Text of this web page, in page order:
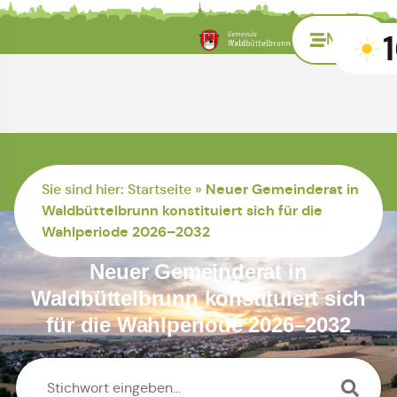
Menü
Sie sind hier: Startseite » Neuer Gemeinderat in
Waldbüttelbrunn konstituiert sich für die
Wahlperiode 2026–2032
Neuer Gemeinderat in
Waldbüttelbrunn konstituiert sich
für die Wahlperiode 2026–2032